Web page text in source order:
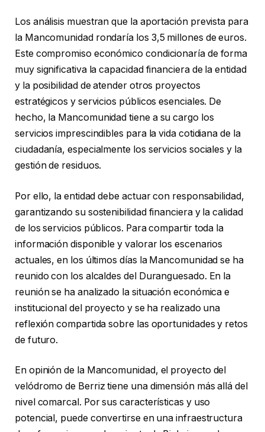
Los análisis muestran que la aportación prevista para
la Mancomunidad rondaría los 3,5 millones de euros.
Este compromiso económico condicionaría de forma
muy significativa la capacidad financiera de la entidad
y la posibilidad de atender otros proyectos
estratégicos y servicios públicos esenciales. De
hecho, la Mancomunidad tiene a su cargo los
servicios imprescindibles para la vida cotidiana de la
ciudadanía, especialmente los servicios sociales y la
gestión de residuos.
Por ello, la entidad debe actuar con responsabilidad,
garantizando su sostenibilidad financiera y la calidad
de los servicios públicos. Para compartir toda la
información disponible y valorar los escenarios
actuales, en los últimos días la Mancomunidad se ha
reunido con los alcaldes del Duranguesado. En la
reunión se ha analizado la situación económica e
institucional del proyecto y se ha realizado una
reflexión compartida sobre las oportunidades y retos
de futuro.
En opinión de la Mancomunidad, el proyecto del
velódromo de Berriz tiene una dimensión más allá del
nivel comarcal. Por sus características y uso
potencial, puede convertirse en una infraestructura